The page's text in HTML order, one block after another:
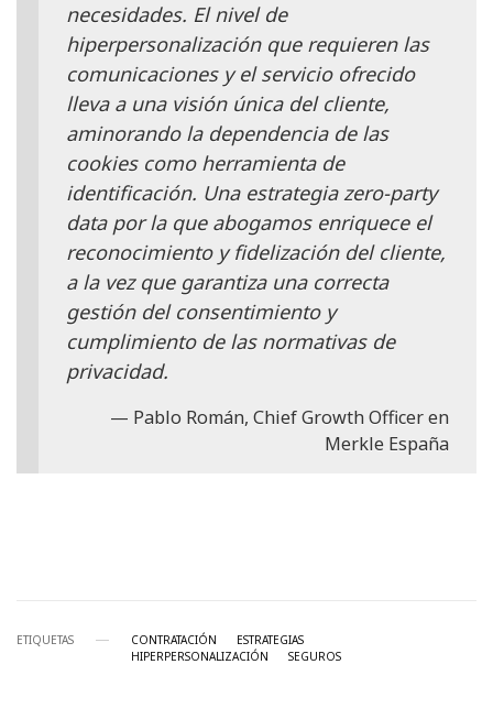
necesidades. El nivel de
hiperpersonalización que requieren las
comunicaciones y el servicio ofrecido
lleva a una visión única del cliente,
aminorando la dependencia de las
cookies como herramienta de
identificación. Una estrategia zero-party
data por la que abogamos enriquece el
reconocimiento y fidelización del cliente,
a la vez que garantiza una correcta
gestión del consentimiento y
cumplimiento de las normativas de
privacidad.
Pablo Román, Chief Growth Officer en
Merkle España
ETIQUETAS CONTRATACIÓN
ESTRATEGIAS
HIPERPERSONALIZACIÓN
SEGUROS